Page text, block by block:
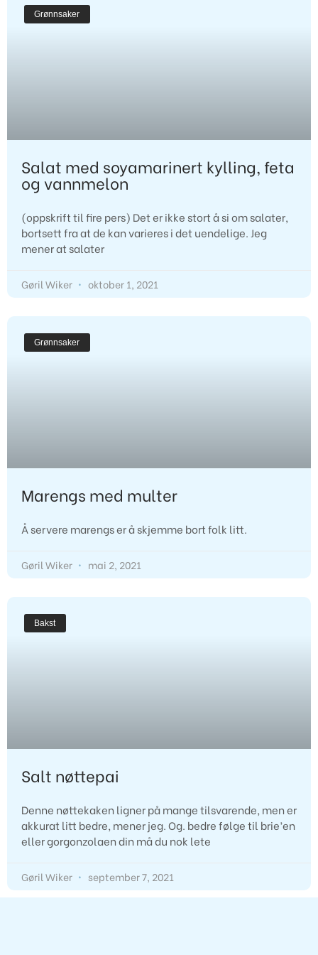
Grønnsaker
Salat med soyamarinert kylling, feta
og vannmelon
(oppskrift til fire pers) Det er ikke stort å si om salater,
bortsett fra at de kan varieres i det uendelige. Jeg
mener at salater
Gøril Wiker oktober 1, 2021
Grønnsaker
Marengs med multer
Å servere marengs er å skjemme bort folk litt.
Gøril Wiker mai 2, 2021
Bakst
Salt nøttepai
Denne nøttekaken ligner på mange tilsvarende, men er
akkurat litt bedre, mener jeg. Og. bedre følge til brie’en
eller gorgonzolaen din må du nok lete
Gøril Wiker september 7, 2021